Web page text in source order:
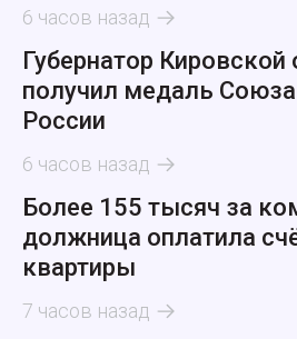
6 часов назад
Губернатор Кировской
получил медаль
России
6 часов назад
Более 155 тысяч за
должница оплатила
квартиры
7 часов назад